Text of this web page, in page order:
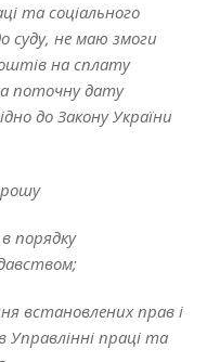
та соціального
до суду, не маю змоги
на сплату
поточну дату
до Закону України
порядку
встановлених прав і
Управлінні праці та